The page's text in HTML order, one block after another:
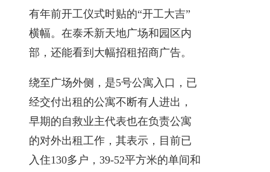
有年前开工仪式时贴的“开工大吉”
横幅。在泰禾新天地广场和园区内
部，还能看到大幅招租招商广告。
绕至广场外侧，是5号公寓入口，已
经交付出租的公寓不断有人进出，
早期的自救业主代表也在负责公寓
的对外出租工作，其表示，目前已
入住130多户，39-52平方米的单间和